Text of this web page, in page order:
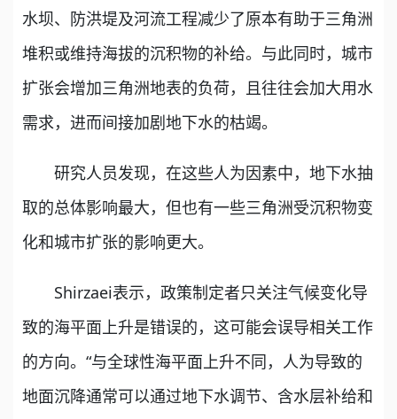
水坝、防洪堤及河流工程减少了原本有助于三角洲
堆积或维持海拔的沉积物的补给。与此同时，城市
扩张会增加三角洲地表的负荷，且往往会加大用水
需求，进而间接加剧地下水的枯竭。
研究人员发现，在这些人为因素中，地下水抽
取的总体影响最大，但也有一些三角洲受沉积物变
化和城市扩张的影响更大。
Shirzaei表示，政策制定者只关注气候变化导
致的海平面上升是错误的，这可能会误导相关工作
的方向。“与全球性海平面上升不同，人为导致的
地面沉降通常可以通过地下水调节、含水层补给和